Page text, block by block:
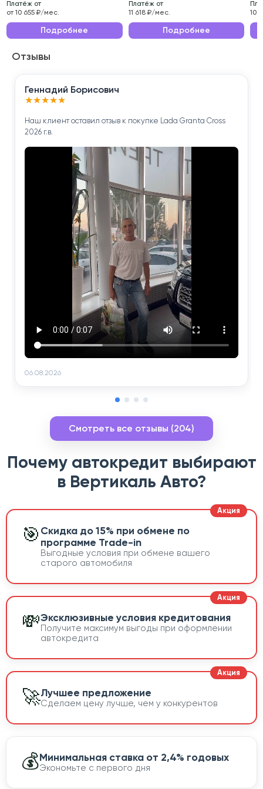
Эксплуатационные характеристики данного
автомобиля делают его идеальным выбором для
путешествий.
Приобретая Hyundai Solaris 2020 года , вы
получаете надёжного помощника для решения
Платёж от
от 10 655 ₽/мес.
Подробнее
Платёж от
11 618 ₽/мес.
Подробнее
10
Отзывы
Геннадий Борисович
★★★★★
Наш клиент оставил отзыв к покупке Lada Granta Cross
2026 г.в.
06.08.2026
Смотреть все отзывы (204)
Почему автокредит выбирают
в Вертикаль Авто?
🎯 Скидка до 15% при обмене по
программе Trade-in
Выгодные условия при обмене вашего
старого автомобиля
💸Эксклюзивные условия кредитования
Получите максимум выгоды при оформлении
автокредита
🚀Лучшее предложение
Сделаем цену лучше, чем у конкурентов
💰Минимальная ставка от 2,4% годовых
Экономьте с первого дня